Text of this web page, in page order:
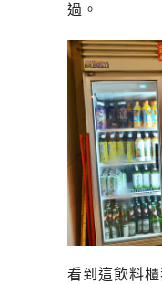
過。
看到這飲料